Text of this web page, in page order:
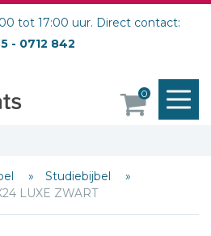
tot 17:00 uur. Direct contact:
- 0712 842
0
Studiebijbel
LUXE ZWART